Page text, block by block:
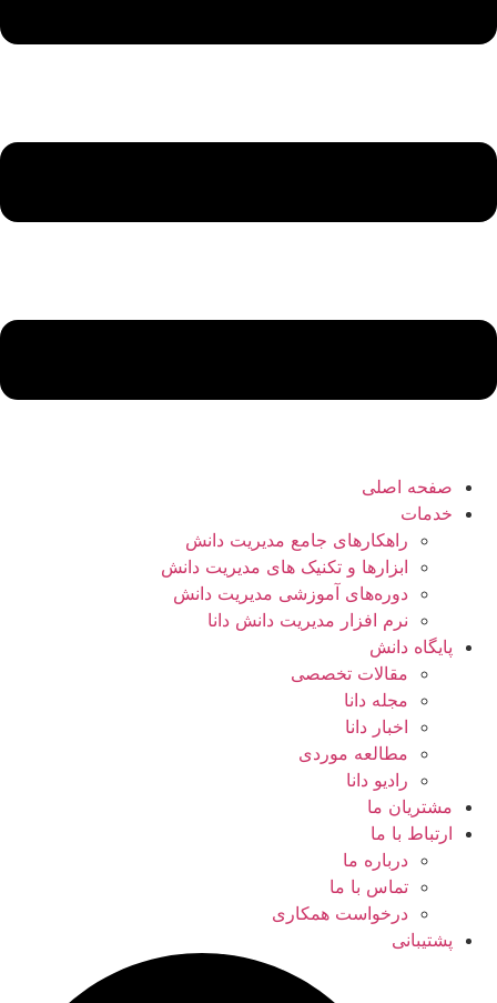
صفحه اصلی
خدمات
راهکارهای جامع مدیریت دانش
ابزارها و تکنیک‌ های مدیریت دانش
دوره‌های آموزشی مدیریت دانش
نرم افزار مدیریت دانش دانا
پایگاه دانش
مقالات تخصصی
مجله دانا
اخبار دانا
مطالعه موردی
رادیو دانا
مشتریان ما
ارتباط با ما
درباره ما
تماس با ما
درخواست همکاری
پشتیبانی